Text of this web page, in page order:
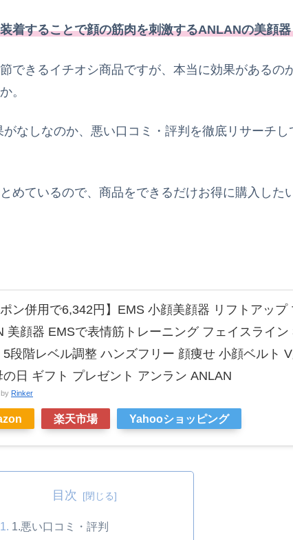
装着することで顔の筋肉を刺激するANLANの美顔
できるイチオシ商品ですが、本当に効果があるの
。
なしなのか、悪い口コミ・評判を徹底リサーチし
めているので、商品をできるだけお得に購入した
ポン併用で6,342円】EMS 小顔美顔器 リフトアップ
美顔器 EMSで表情筋トレーニング フェイスライン
5段階レベル調整 ハンズフリー 顔痩せ 小顔ベルト
の日 ギフト プレゼント アンラン ANLAN
Rinker
楽天市場 Yahooショッピング
目次
1.悪い口コミ・評判